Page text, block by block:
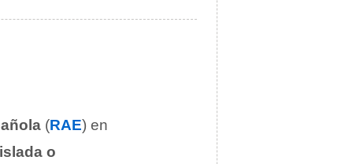
(RAE) en
o